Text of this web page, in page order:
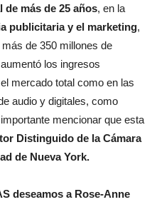
más de 25 años, en la
publicitaria y el marketing,
de 350 millones de
los ingresos
mercado total como en las
audio y digitales, como
mencionar que esta
Distinguido de la Cámara
de Nueva York.
deseamos a Rose-Anne